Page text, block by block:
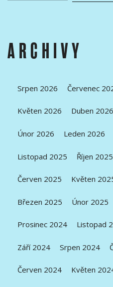
ARCHIVY
Srpen 2026 Červenec
Květen 2026 Duben 2026
Únor 2026 Leden 2026
Listopad 2025 Říjen 2025
Červen 2025 Květen
Březen 2025 Únor 2025
Prosinec 2024 Listopad
Září 2024 Srpen 2024
Červen 2024 Květen